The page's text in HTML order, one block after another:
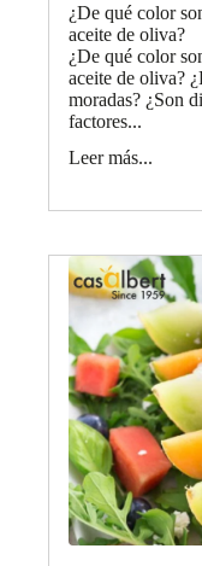
¿De qué color
aceite de oliva?
¿De qué color
aceite de oliva?
moradas? ¿Son
factores...
Leer más...